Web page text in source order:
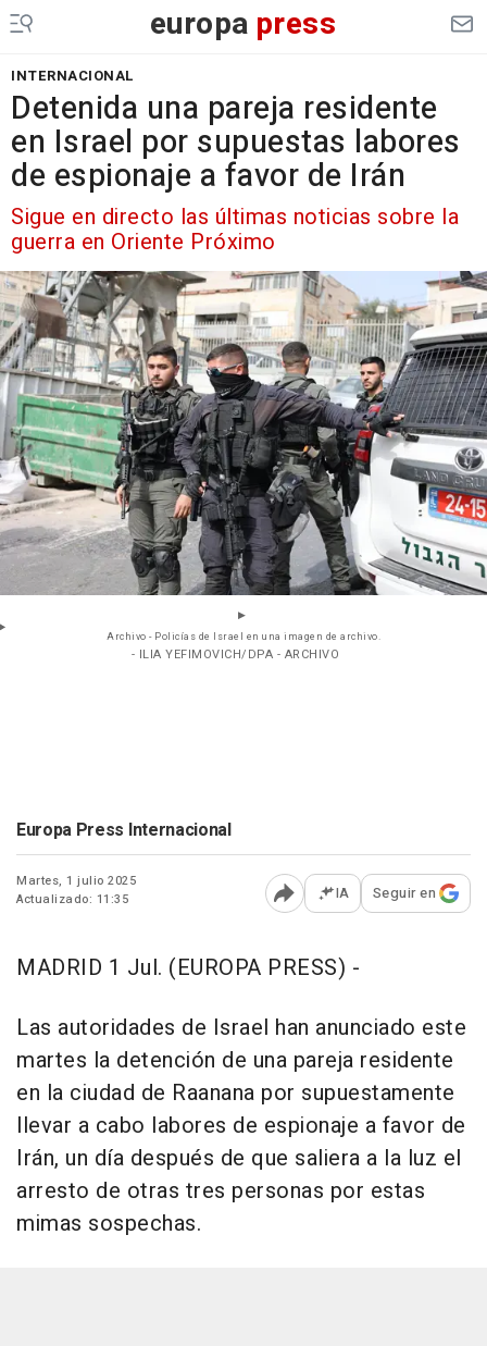
europa press
INTERNACIONAL
Detenida una pareja residente
en Israel por supuestas labores
de espionaje a favor de Irán
Sigue en directo las últimas noticias sobre la
guerra en Oriente Próximo
Archivo - Policías de Israel en una imagen de archivo.
- ILIA YEFIMOVICH/DPA - ARCHIVO
Europa Press Internacional
Martes, 1 julio 2025
Actualizado: 11:35
Abrir opciones para
IA Seguir en
MADRID 1 Jul. (EUROPA PRESS) -
Las autoridades de Israel han anunciado este
martes la detención de una pareja residente
en la ciudad de Raanana por supuestamente
llevar a cabo labores de espionaje a favor de
Irán, un día después de que saliera a la luz el
arresto de otras tres personas por estas
mimas sospechas.